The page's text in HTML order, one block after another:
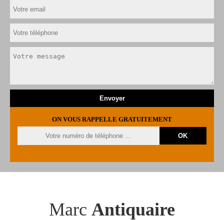
ON VOUS RAPPELLE GRATUITEMENT
Marc Antiquaire